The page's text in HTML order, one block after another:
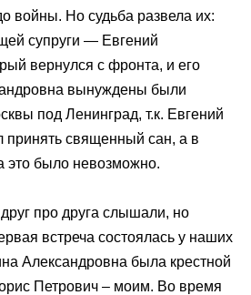
войны. Но судьба развела их:
супруги — Евгений
вернулся с фронта, и его
вынуждены были
под Ленинград, т.к. Евгений
принять священный сан, а в
это было невозможно.
про друга слышали, но
встреча состоялась у наших
Александровна была крестной
Петрович – моим. Во время